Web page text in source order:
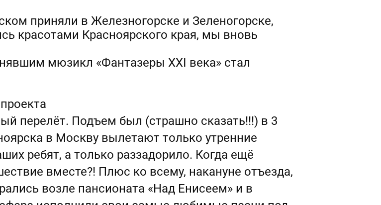
приняли в Железногорске и Зеленогорске,
красотами Красноярского края, мы вновь
мюзикл «Фантазеры XXI века» стал
перелёт. Подъем был (страшно сказать!!!) в 3
в Москву вылетают только утренние
ребят, а только раззадорило. Когда ещё
вместе?! Плюс ко всему, накануне отъезда,
возле пансионата «Над Енисеем» и в